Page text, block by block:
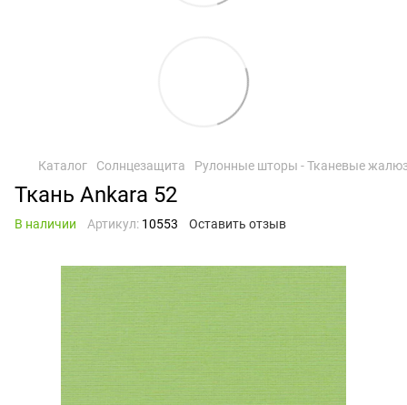
Каталог Солнцезащита Рулонные шторы - Тканевые
Ткань Ankara 52
В наличии Артикул: 10553 Оставить отзыв